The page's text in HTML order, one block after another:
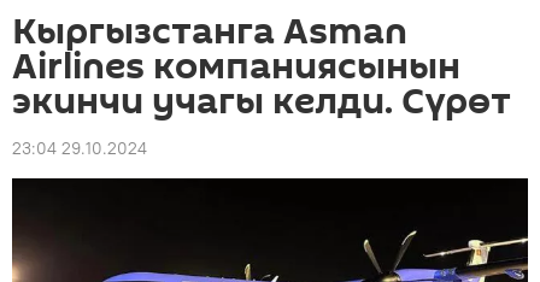
Кыргызстанга Asman
Airlines компаниясынын
экинчи учагы келди. Сүрөт
23:04 29.10.2024